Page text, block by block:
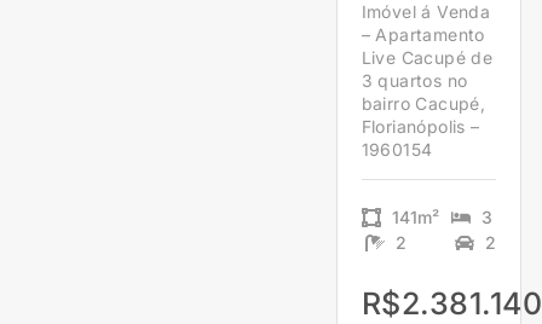
Imóvel á Venda
– Apartamento
Live Cacupé de
3 quartos no
bairro Cacupé,
Florianópolis –
1960154
141m²
3
2
2